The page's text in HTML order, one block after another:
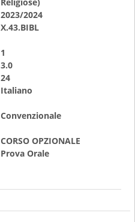
2023/2024
X.43.BIBL
1
3.0
24
Italiano
Convenzionale
CORSO OPZIONALE
Prova Orale